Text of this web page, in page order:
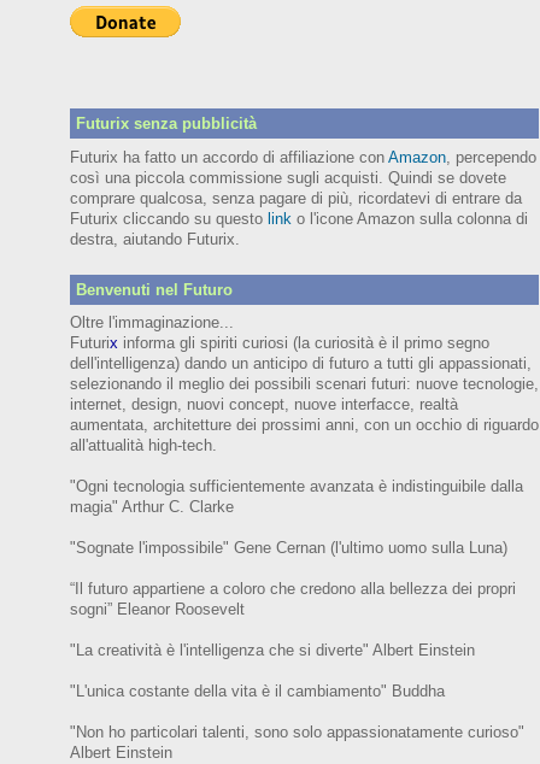
Futurix senza pubblicità
Futurix ha fatto un accordo di affiliazione con Amazon, percependo
così una piccola commissione sugli acquisti. Quindi se dovete
comprare qualcosa, senza pagare di più, ricordatevi di entrare da
Futurix cliccando su questo link o l'icone Amazon sulla colonna di
destra, aiutando Futurix.
Benvenuti nel Futuro
Oltre l'immaginazione...
Futurix informa gli spiriti curiosi (la curiosità è il primo segno
dell'intelligenza)dando un anticipo di futuroa tutti gli appassionati,
selezionando il meglio dei possibili scenari futuri: nuove tecnologie,
internet, design, nuovi concept, nuove interfacce, realtà
aumentata, architetture dei prossimi anni, con un occhio di riguardo
all'attualità high-tech.
"Ogni tecnologia sufficientemente avanzata è indistinguibile dalla
magia" Arthur C. Clarke
"Sognate l'impossibile" Gene Cernan (l'ultimo uomo sulla Luna)
“Il futuro appartiene a coloro che credono alla bellezza dei propri
sogni” EleanorRoosevelt
"La creatività è l'intelligenza che si diverte" Albert Einstein
"L'unica costante della vita è il cambiamento" Buddha
"Non ho particolari talenti, sono solo appassionatamente curioso"
Albert Einstein